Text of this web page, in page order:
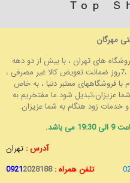
مهرگان
های تهران ، با بیش از دو دهه
تجربه ، با پایبندی به اصول رضایت مشتری ،7روز ضمانت تعویض کالا غیر مصرفی ،
فروشگاههای معتبر دنیا ، به خاص
عزیزان،تبدیل شود.ما مفتخریم به
و خدمات زود هنگام به شما عزیزان.
باشد.
آدرس : تهران
تلفن همراه : 09212028188